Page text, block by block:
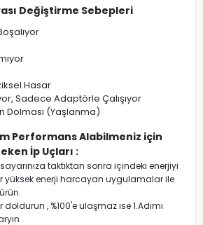
Değiştirme Sebepleri
Hasar
Sadece Adaptörle Çalışıyor
Dolması (Yaşlanma)
Performans Alabilmeniz için
İp Uçları :
taktıktan sonra içindeki enerjiyi
yüksek enerji harcayan uygulamalar ile
doldurun , %100'e ulaşmaz ise 1.Adımı
.